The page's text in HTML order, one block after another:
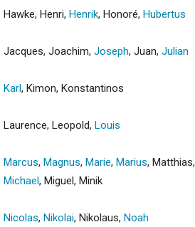
Hawke, Henri, Henrik, Honoré, Hubertus
Jacques, Joachim, Joseph, Juan, Julian
Karl, Kimon, Konstantinos
Laurence, Leopold, Louis
Marcus, Magnus, Marie, Marius, Matthias,
Michael, Miguel, Minik
Nicolas, Nikolai, Nikolaus, Noah